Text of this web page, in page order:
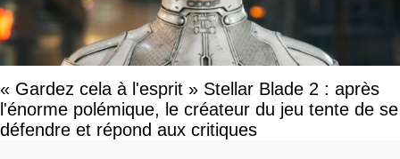
« Gardez cela à l'esprit » Stellar Blade 2 : après
l'énorme polémique, le créateur du jeu tente de se
défendre et répond aux critiques